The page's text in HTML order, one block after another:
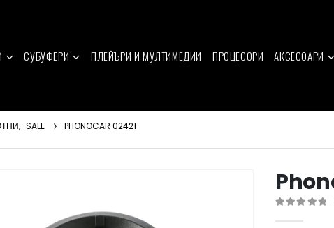
СУБУФЕРИ ПЛЕЙЪРИ И МУЛТИМЕДИИ ПРОЦЕСОРИ АКСЕСОАРИ
, SALE PHONOCAR 02421